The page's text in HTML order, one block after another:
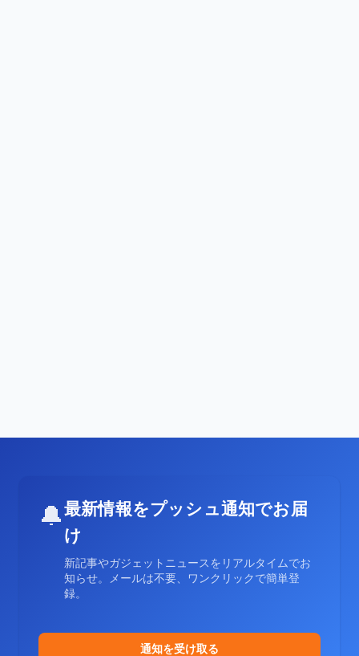
🔔最新情報をプッシュ通知でお届
け
新記事やガジェットニュースをリアルタイムでお
知らせ。メールは不要、ワンクリックで簡単登
録。
通知を受け取る